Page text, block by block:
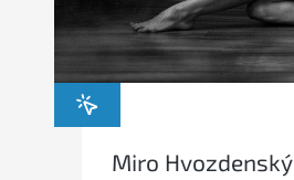
Miro Hvozdenský